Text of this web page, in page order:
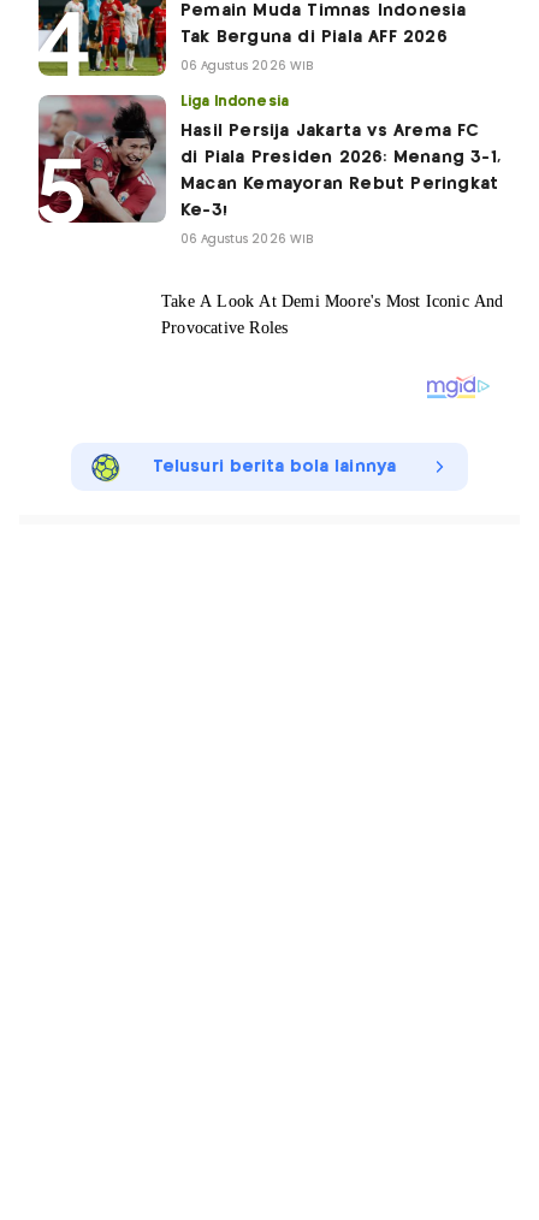
Pemain Muda Timnas Indonesia
Tak Berguna di Piala AFF 2026
06 Agustus 2026 WIB
Liga Indonesia
Hasil Persija Jakarta vs Arema FC
di Piala Presiden 2026: Menang 3-1,
Macan Kemayoran Rebut Peringkat
Ke-3!
06 Agustus 2026 WIB
Telusuri berita bola lainnya